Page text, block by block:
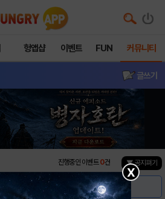
헝앱샵 이벤트 FUN 커뮤니티
글쓰기
진행중인 이벤트0건 ▼ 공지펴기
X